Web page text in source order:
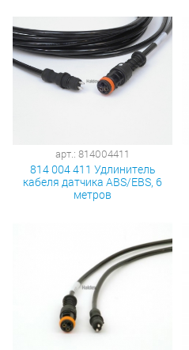
арт.: 814004411
814 004 411 Удлинитель
кабеля датчика ABS/EBS, 6
метров